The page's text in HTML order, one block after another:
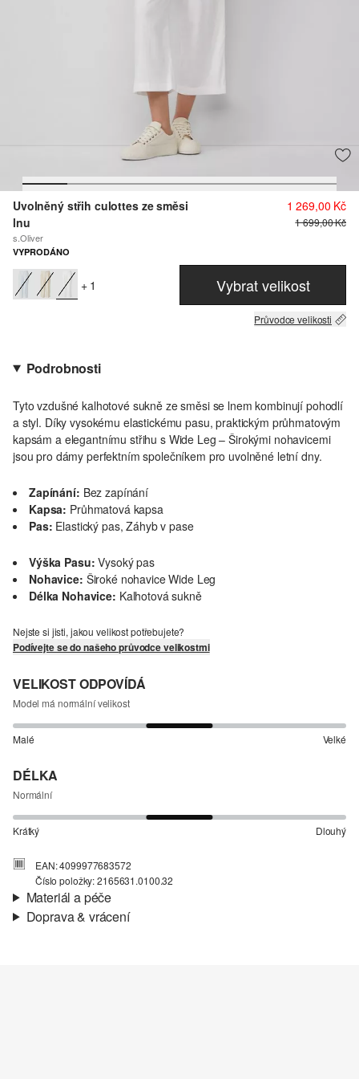
Uvolněný střih culottes ze směsi
lnu
s.Oliver
1 269,00 Kč
1 699,00 Kč
VYPRODÁNO
+ 1 Vybrat velikost
Průvodce velikosti
Podrobnosti
Tyto vzdušné kalhotové sukně ze směsi se lnem kombinují pohodlí
a styl. Díky vysokému elastickému pasu, praktickým průhmatovým
kapsám a elegantnímu střihu s Wide Leg – Širokými nohavicemi
jsou pro dámy perfektním společníkem pro uvolněné letní dny.
Zapínání: Bez zapínání
Kapsa: Průhmatová kapsa
Pas: Elastický pas, Záhyb v pase
Výška Pasu: Vysoký pas
Nohavice: Široké nohavice Wide Leg
Délka Nohavice: Kalhotová sukně
Nejste si jisti, jakou velikost potřebujete?
Podívejte se do našeho průvodce velikostmi
VELIKOST ODPOVÍDÁ
Model má normální velikost
Malé Velké
DÉLKA
Normální
Krátký Dlouhý
EAN: 4099977683572
Číslo položky: 2165631.0100.32
Materiál a péče
Doprava & vrácení